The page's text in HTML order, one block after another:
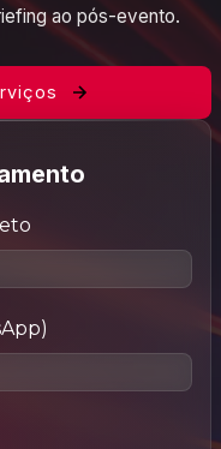
ao pós-evento.